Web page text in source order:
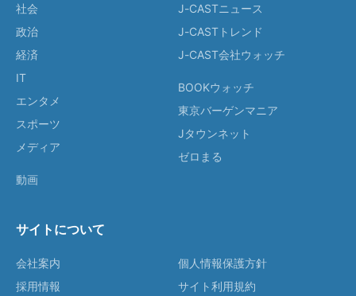
社会
政治
経済
IT
エンタメ
スポーツ
メディア
動画
J-CASTニュース
J-CASTトレンド
J-CAST会社ウォッチ
BOOKウォッチ
東京バーゲンマニア
Jタウンネット
ゼロまる
サイトについて
会社案内
採用情報
個人情報保護方針
サイト利用規約